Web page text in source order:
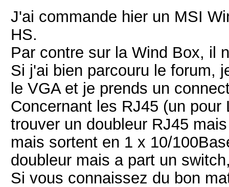
J'ai commande hier un MSI
HS.
Par contre sur la Wind Box, il
Si j'ai bien parcouru le forum,
le VGA et je prends un
Concernant les RJ45 (un
trouver un doubleur RJ45
mais sortent en 1 x 10/
doubleur mais a part un
Si vous connaissez du bon